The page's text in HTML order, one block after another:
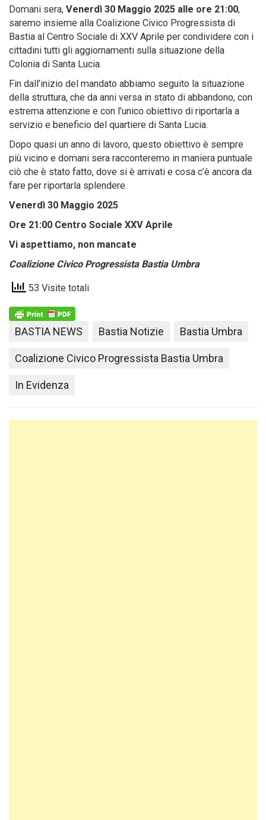
Domani sera, Venerdì 30 Maggio 2025 alle ore 21:00,
saremo insieme alla Coalizione Civico Progressista di
Bastia al Centro Sociale di XXV Aprile per condividere con i
cittadini tutti gli aggiornamenti sulla situazione della
Colonia di Santa Lucia.
Fin dall’inizio del mandato abbiamo seguito la situazione
della struttura, che da anni versa in stato di abbandono, con
estrema attenzione e con l’unico obiettivo di riportarla a
servizio e beneficio del quartiere di Santa Lucia.
Dopo quasi un anno di lavoro, questo obiettivo è sempre
più vicino e domani sera racconteremo in maniera puntuale
ciò che è stato fatto, dove si è arrivati e cosa c’è ancora da
fare per riportarla splendere.
Venerdì 30 Maggio 2025
Ore 21:00 Centro Sociale XXV Aprile
Vi aspettiamo, non mancate
Coalizione Civico Progressista Bastia Umbra
53 Visite totali
BASTIA NEWS Bastia Notizie Bastia Umbra
Coalizione Civico Progressista Bastia Umbra
In Evidenza